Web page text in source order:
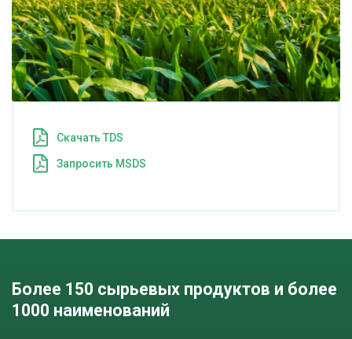
Cкачать TDS
Запросить MSDS
Более 150 сырьевых продуктов и более
1000 наименований